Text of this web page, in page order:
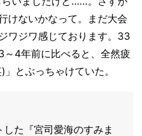
けないかなって。まだ大会
ワジワ感じております。33
～4年前に比べると、全然疲
とぶっちゃけていた。
た『宮司愛海のすみま